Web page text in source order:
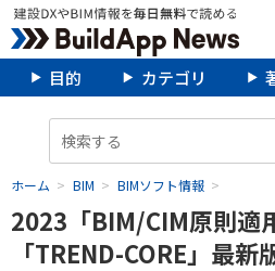
目的 カテゴリ
ホーム BIM BIMソフト情報
2023「BIM/CIM原則適
「TREND-CORE」最新